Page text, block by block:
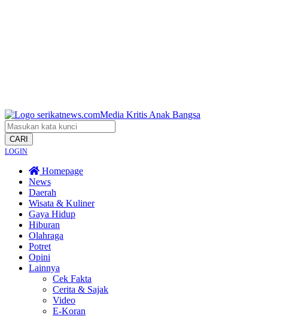
CARI
LOGIN
Homepage
News
Daerah
Wisata & Kuliner
Gaya Hidup
Hiburan
Olahraga
Potret
Opini
Lainnya
Cek Fakta
Cerita & Sajak
Video
E-Koran